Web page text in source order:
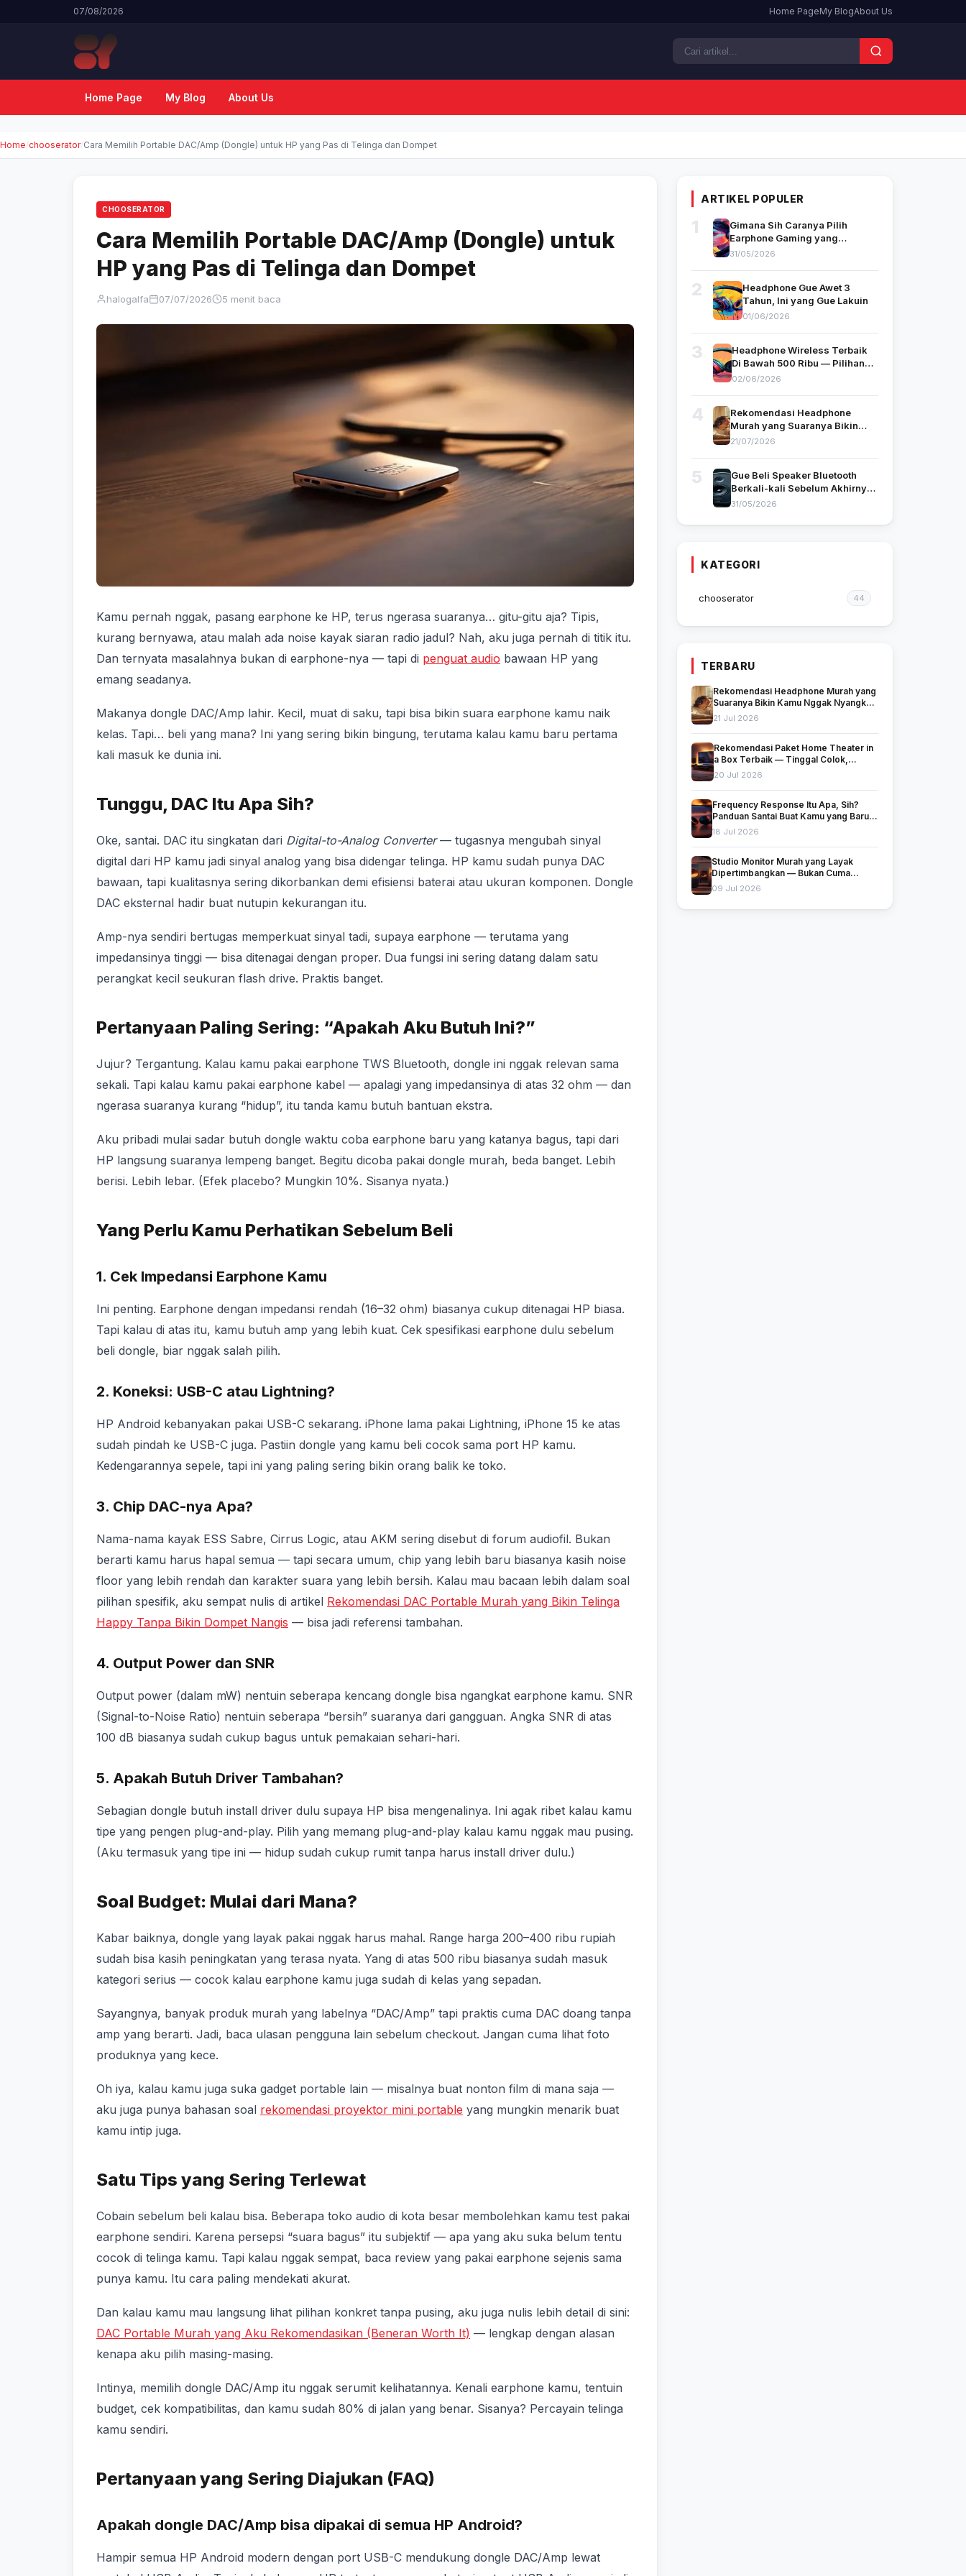
07/08/2026 Home PageMy BlogAbout Us
Home Page My Blog About Us
Home chooserator Cara Memilih Portable DAC/Amp (Dongle) untuk HP yang Pas di Telinga dan Dompet
CHOOSERATOR
Cara Memilih Portable DAC/Amp (Dongle) untuk
HP yang Pas di Telinga dan Dompet
halogalfa 07/07/2026 5 menit baca
Kamu pernah nggak, pasang earphone ke HP, terus ngerasa suaranya… gitu-gitu aja? Tipis,
kurang bernyawa, atau malah ada noise kayak siaran radio jadul? Nah, aku juga pernah di titik itu.
Dan ternyata masalahnya bukan di earphone-nya — tapi di penguat audio bawaan HP yang
emang seadanya.
Makanya dongle DAC/Amp lahir. Kecil, muat di saku, tapi bisa bikin suara earphone kamu naik
kelas. Tapi… beli yang mana? Ini yang sering bikin bingung, terutama kalau kamu baru pertama
kali masuk ke dunia ini.
Tunggu, DAC Itu Apa Sih?
Oke, santai. DAC itu singkatan dari Digital-to-Analog Converter— tugasnya mengubah sinyal
digital dari HP kamu jadi sinyal analog yang bisa didengar telinga. HP kamu sudah punya DAC
bawaan, tapi kualitasnya sering dikorbankan demi efisiensi baterai atau ukuran komponen. Dongle
DAC eksternal hadir buat nutupin kekurangan itu.
Amp-nya sendiri bertugas memperkuat sinyal tadi, supaya earphone — terutama yang
impedansinya tinggi — bisa ditenagai dengan proper. Dua fungsi ini sering datang dalam satu
perangkat kecil seukuran flash drive. Praktis banget.
Pertanyaan Paling Sering: “Apakah Aku Butuh Ini?”
Jujur? Tergantung. Kalau kamu pakai earphone TWS Bluetooth, dongle ini nggak relevan sama
sekali. Tapi kalau kamu pakai earphone kabel — apalagi yang impedansinya di atas 32 ohm — dan
ngerasa suaranya kurang “hidup”, itu tanda kamu butuh bantuan ekstra.
Aku pribadi mulai sadar butuh dongle waktu coba earphone baru yang katanya bagus, tapi dari
HP langsung suaranya lempeng banget. Begitu dicoba pakai dongle murah, beda banget. Lebih
berisi. Lebih lebar. (Efek placebo? Mungkin 10%. Sisanya nyata.)
Yang Perlu Kamu Perhatikan Sebelum Beli
1. Cek Impedansi Earphone Kamu
Ini penting. Earphone dengan impedansi rendah (16–32 ohm) biasanya cukup ditenagai HP biasa.
Tapi kalau di atas itu, kamu butuh amp yang lebih kuat. Cek spesifikasi earphone dulu sebelum
beli dongle, biar nggak salah pilih.
2. Koneksi: USB-C atau Lightning?
HP Android kebanyakan pakai USB-C sekarang. iPhone lama pakai Lightning, iPhone 15 ke atas
sudah pindah ke USB-C juga. Pastiin dongle yang kamu beli cocok sama port HP kamu.
Kedengarannya sepele, tapi ini yang paling sering bikin orang balik ke toko.
3. Chip DAC-nya Apa?
Nama-nama kayak ESS Sabre, Cirrus Logic, atau AKM sering disebut di forum audiofil. Bukan
berarti kamu harus hapal semua — tapi secara umum, chip yang lebih baru biasanya kasih noise
floor yang lebih rendah dan karakter suara yang lebih bersih. Kalau mau bacaan lebih dalam soal
pilihan spesifik, aku sempat nulis di artikel Rekomendasi DAC Portable Murah yang Bikin Telinga
Happy Tanpa Bikin Dompet Nangis — bisa jadi referensi tambahan.
4. Output Power dan SNR
Output power (dalam mW) nentuin seberapa kencang dongle bisa ngangkat earphone kamu. SNR
(Signal-to-Noise Ratio) nentuin seberapa “bersih” suaranya dari gangguan. Angka SNR di atas
100 dB biasanya sudah cukup bagus untuk pemakaian sehari-hari.
5. Apakah Butuh Driver Tambahan?
Sebagian dongle butuh install driver dulu supaya HP bisa mengenalinya. Ini agak ribet kalau kamu
tipe yang pengen plug-and-play. Pilih yang memang plug-and-play kalau kamu nggak mau pusing.
(Aku termasuk yang tipe ini — hidup sudah cukup rumit tanpa harus install driver dulu.)
Soal Budget: Mulai dari Mana?
Kabar baiknya, dongle yang layak pakai nggak harus mahal. Range harga 200–400 ribu rupiah
sudah bisa kasih peningkatan yang terasa nyata. Yang di atas 500 ribu biasanya sudah masuk
kategori serius — cocok kalau earphone kamu juga sudah di kelas yang sepadan.
Sayangnya, banyak produk murah yang labelnya “DAC/Amp” tapi praktis cuma DAC doang tanpa
amp yang berarti. Jadi, baca ulasan pengguna lain sebelum checkout. Jangan cuma lihat foto
produknya yang kece.
Oh iya, kalau kamu juga suka gadget portable lain — misalnya buat nonton film di mana saja —
aku juga punya bahasan soal rekomendasi proyektor mini portable yang mungkin menarik buat
kamu intip juga.
Satu Tips yang Sering Terlewat
Cobain sebelum beli kalau bisa. Beberapa toko audio di kota besar membolehkan kamu test pakai
earphone sendiri. Karena persepsi “suara bagus” itu subjektif — apa yang aku suka belum tentu
cocok di telinga kamu. Tapi kalau nggak sempat, baca review yang pakai earphone sejenis sama
punya kamu. Itu cara paling mendekati akurat.
Dan kalau kamu mau langsung lihat pilihan konkret tanpa pusing, aku juga nulis lebih detail di sini:
DAC Portable Murah yang Aku Rekomendasikan (Beneran Worth It) — lengkap dengan alasan
kenapa aku pilih masing-masing.
Intinya, memilih dongle DAC/Amp itu nggak serumit kelihatannya. Kenali earphone kamu, tentuin
budget, cek kompatibilitas, dan kamu sudah 80% di jalan yang benar. Sisanya? Percayain telinga
kamu sendiri.
Pertanyaan yang Sering Diajukan (FAQ)
Apakah dongle DAC/Amp bisa dipakai di semua HP Android?
Hampir semua HP Android modern dengan port USB-C mendukung dongle DAC/Amp lewat
ARTIKEL POPULER
1
Gimana Sih Caranya Pilih
Earphone Gaming yang
Beneran Bagus? Pengalaman
31/05/2026
2
Headphone Gue Awet 3
Tahun, Ini yang Gue Lakuin
01/06/2026
3
Headphone Wireless Terbaik
Di Bawah 500 Ribu — Pilihan
Gue yang Benar-Benar Pakai
02/06/2026
4
Rekomendasi Headphone
Murah yang Suaranya Bikin
Kamu Nggak Nyangka
21/07/2026
5
Gue Beli Speaker Bluetooth
Berkali-kali Sebelum Akhirnya
Nemu yang Cocok — Ini
31/05/2026
KATEGORI
chooserator 44
TERBARU
Rekomendasi Headphone Murah yang
Suaranya Bikin Kamu Nggak Nyangka
Harganya Segitu
21 Jul 2026
Rekomendasi Paket Home Theater in
a Box Terbaik — Tinggal Colok,
Langsung Nonton!
20 Jul 2026
Frequency Response Itu Apa, Sih?
Panduan Santai Buat Kamu yang Baru
Mulai Peduli Soal Suara
18 Jul 2026
Studio Monitor Murah yang Layak
Dipertimbangkan — Bukan Cuma
Murah, Tapi Juga Jujur Soal Suara
09 Jul 2026